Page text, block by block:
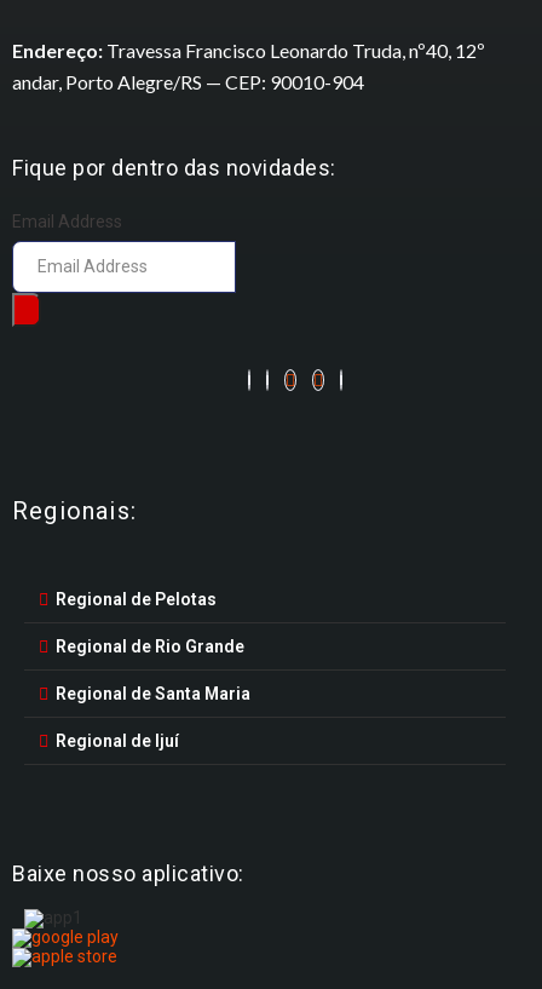
Endereço: Travessa Francisco Leonardo Truda, nº40, 12º
andar, Porto Alegre/RS — CEP: 90010-904
Fique por dentro das novidades:
Email Address
Regionais:
Regional de Pelotas
Regional de Rio Grande
Regional de Santa Maria
Regional de Ijuí
Baixe nosso aplicativo: